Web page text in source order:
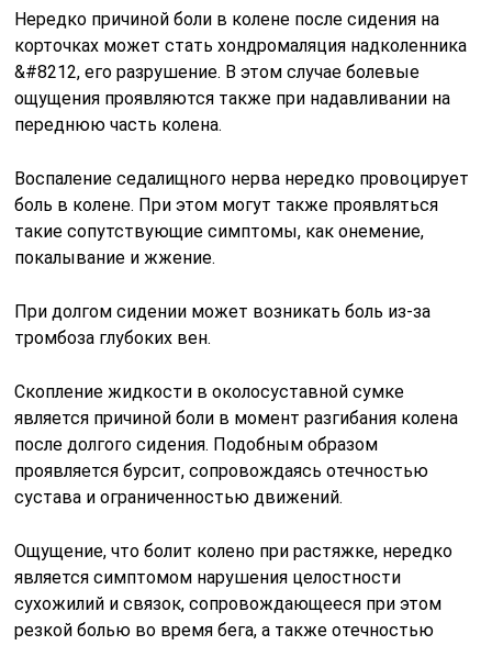
Нередко причиной боли в колене после сидения на
корточках может стать хондромаляция надколенника
&#8212, его разрушение. В этом случае болевые
ощущения проявляются также при надавливании на
переднюю часть колена.
Воспаление седалищного нерва нередко провоцирует
боль в колене. При этом могут также проявляться
такие сопутствующие симптомы, как онемение,
покалывание и жжение.
При долгом сидении может возникать боль из-за
тромбоза глубоких вен.
Скопление жидкости в околосуставной сумке
является причиной боли в момент разгибания колена
после долгого сидения. Подобным образом
проявляется бурсит, сопровождаясь отечностью
сустава и ограниченностью движений.
Ощущение, что болит колено при растяжке, нередко
является симптомом нарушения целостности
сухожилий и связок, сопровождающееся при этом
резкой болью во время бега, а также отечностью